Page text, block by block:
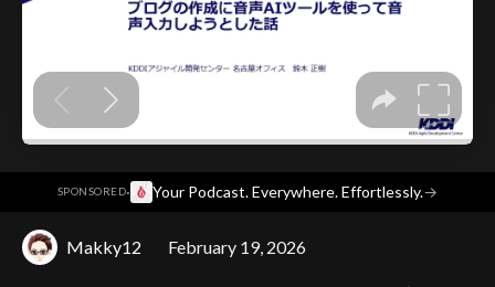
SPONSORED· Your Podcast. Everywhere. Effortlessly.→
Makky12 February 19, 2026